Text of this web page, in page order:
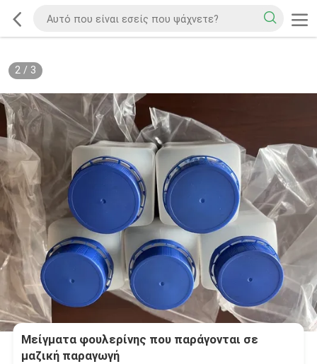
2/ 3
Μείγματα φουλερίνης που παράγονται σε
μαζική παραγωγή